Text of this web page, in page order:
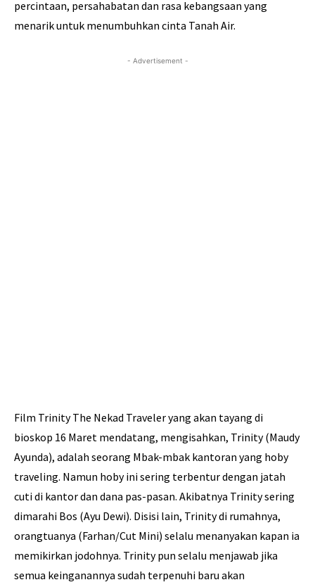
percintaan, persahabatan dan rasa kebangsaan yang
menarik untuk menumbuhkan cinta Tanah Air.
- Advertisement -
Film Trinity The Nekad Traveler yang akan tayang di
bioskop 16 Maret mendatang, mengisahkan, Trinity (Maudy
Ayunda), adalah seorang Mbak-mbak kantoran yang hoby
traveling. Namun hoby ini sering terbentur dengan jatah
cuti di kantor dan dana pas-pasan. Akibatnya Trinity sering
dimarahi Bos (Ayu Dewi). Disisi lain, Trinity di rumahnya,
orangtuanya (Farhan/Cut Mini) selalu menanyakan kapan ia
memikirkan jodohnya. Trinity pun selalu menjawab jika
semua keinganannya sudah terpenuhi baru akan